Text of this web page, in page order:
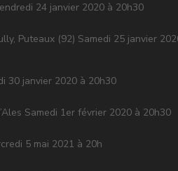
24 janvier 2020 à 20h30
Puteaux (92) Samedi 25 janvier
30 janvier 2020 à 20h30
Samedi 1er février 2020 à 20h30
5 mai 2021 à 20h